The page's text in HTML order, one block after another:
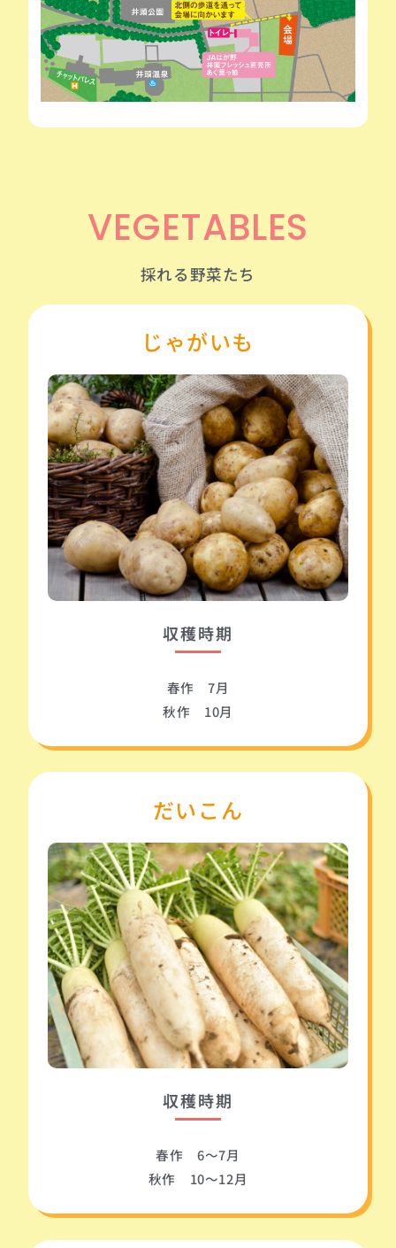
VEGETABLES
採れる野菜たち
じゃがいも
収穫時期
春作 7月
秋作 10月
だいこん
収穫時期
春作 6～7月
秋作 10～12月